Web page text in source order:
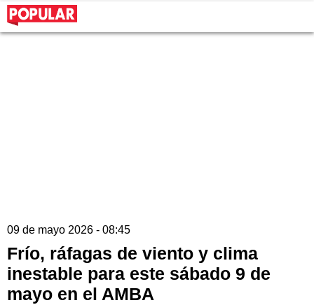
09 de mayo 2026 - 08:45
Frío, ráfagas de viento y clima
inestable para este sábado 9 de
mayo en el AMBA